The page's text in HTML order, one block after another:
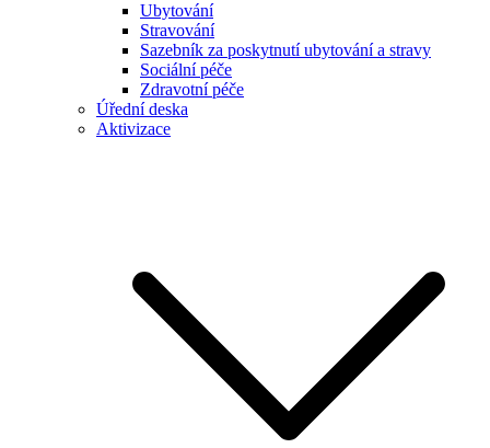
Ubytování
Stravování
Sazebník za poskytnutí ubytování a stravy
Sociální péče
Zdravotní péče
Úřední deska
Aktivizace